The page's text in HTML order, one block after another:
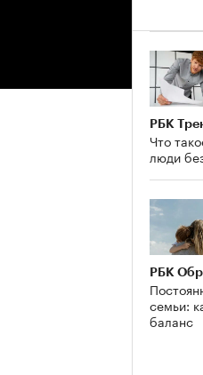
РБК
Что
люди
РБК
семьи:
баланс